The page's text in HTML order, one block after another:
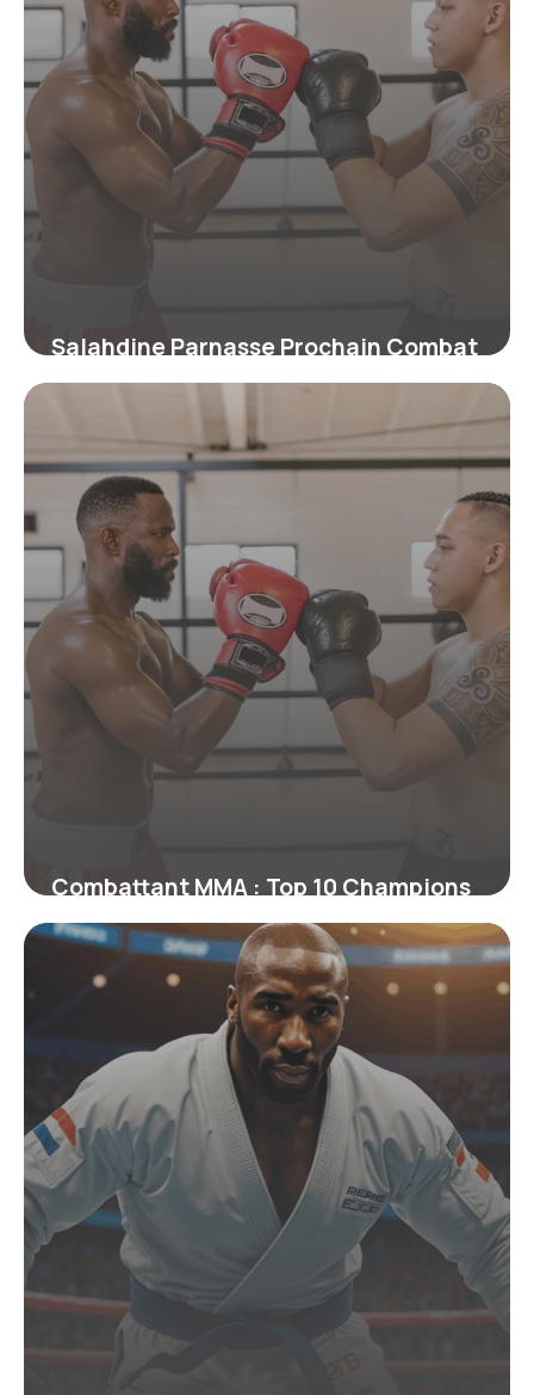
Salahdine Parnasse Prochain Combat
: Infos 2026
Combattant MMA : Top 10 Champions
Actuels 2026